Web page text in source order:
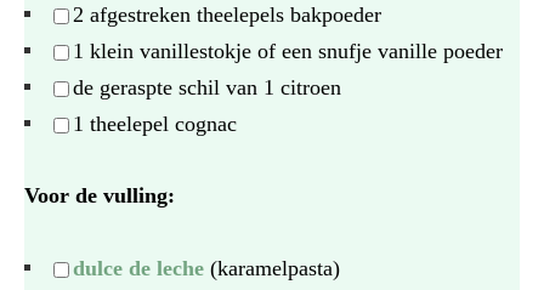
2 afgestreken theelepels bakpoeder
1 klein vanillestokje of een snufje vanille poeder
de geraspte schil van 1 citroen
1 theelepel cognac
Voor de vulling:
dulce de leche (karamelpasta)